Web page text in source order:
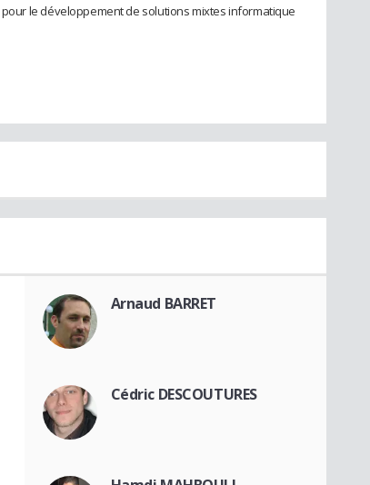
le développement de solutions mixtes informatique
Arnaud BARRET
Cédric DESCOUTURES